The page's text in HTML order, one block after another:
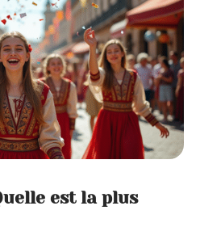
est la plus